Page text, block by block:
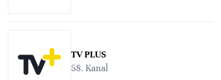
TV PLUS
58. Kanal